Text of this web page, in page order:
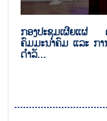
ກອງປະຊຸມເຜີຍແຜ່
ຄົມມະນາຄົມ ແລະ ກ
ດຳລັ...